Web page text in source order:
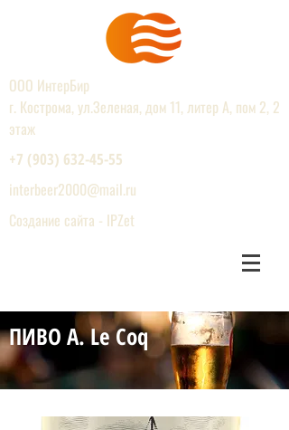
ООО ИнтерБир
г. Кострома, ул.Зеленая, дом 11, литер А, пом 2, 2
этаж
+7 (903) 632-45-55
interbeer2000@mail.ru
Создание сайта - IPZet
ПИВО A. Le Coq